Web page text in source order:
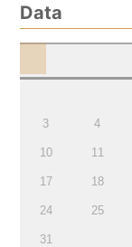
Data
3 4
10 11
17 18
24 25
31